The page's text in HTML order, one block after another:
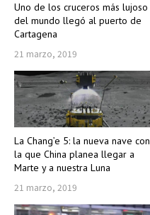
Uno de los cruceros más lujoso
del mundo llegó al puerto de
Cartagena
21 marzo, 2019
La Chang’e 5: la nueva nave con
la que China planea llegar a
Marte y a nuestra Luna
21 marzo, 2019